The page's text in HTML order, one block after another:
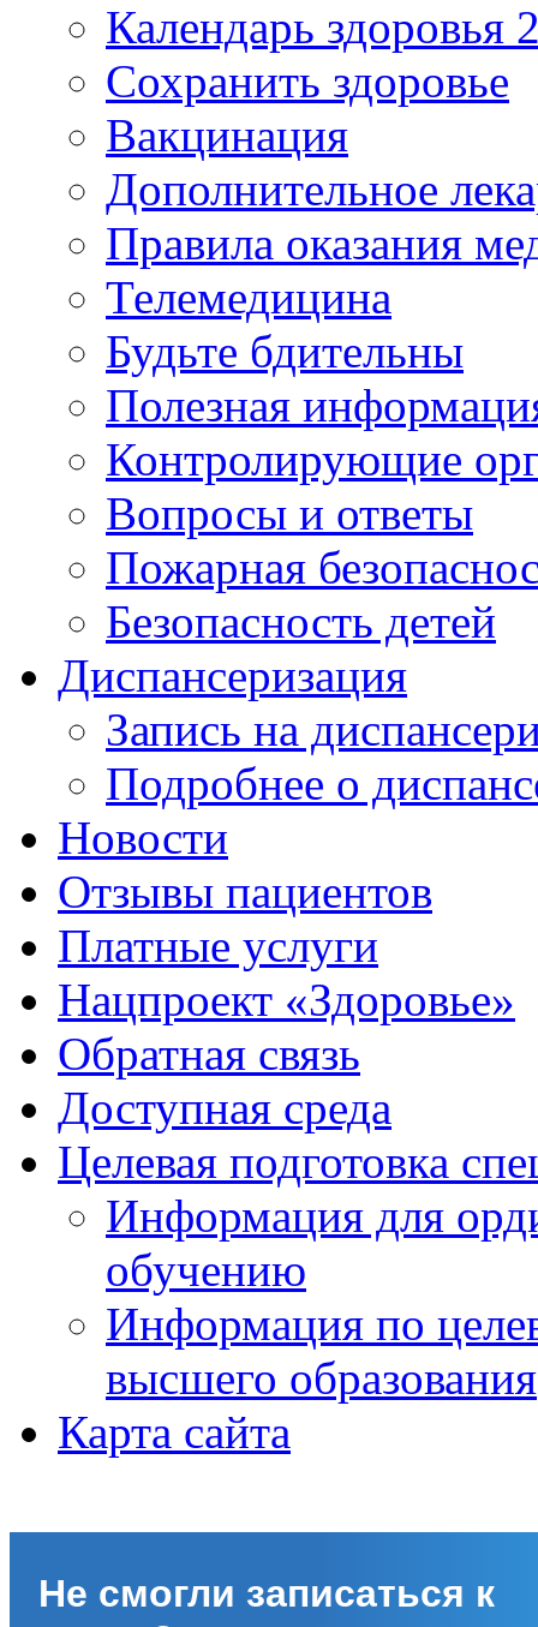
Календарь здоровья
Сохранить здоровье
Вакцинация
Дополнительное
Правила оказания
Телемедицина
Будьте бдительны
Полезная
Контролирующие
Вопросы и ответы
Пожарная
Безопасность детей
Диспансеризация
Запись на
Подробнее о
Новости
Отзывы пациентов
Платные услуги
Нацпроект «Здоровье»
Обратная связь
Доступная среда
Целевая подготовка
Информация для
обучению
Информация по
высшего образования
Карта сайта
Не смогли записаться к